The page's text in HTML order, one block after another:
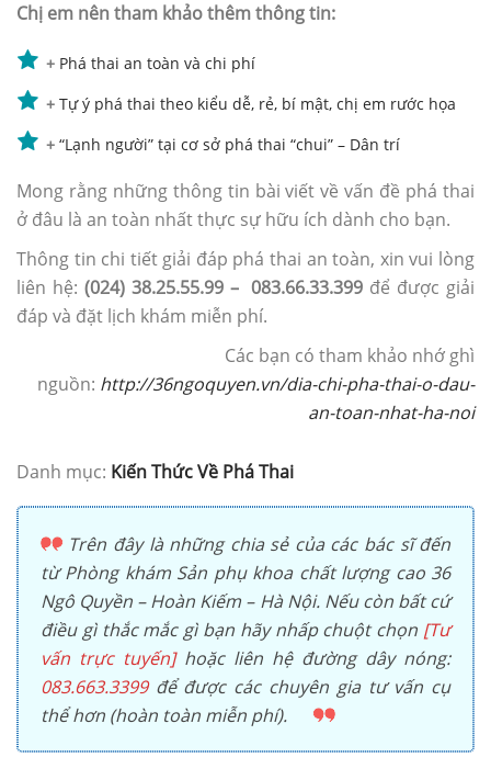
Chị em nên tham khảo thêm thông tin:
+ Phá thai an toàn và chi phí
+ Tự ý phá thai theo kiểu dễ, rẻ, bí mật, chị em rước họa
+ “Lạnh người” tại cơ sở phá thai “chui” – Dân trí
Mong rằng những thông tin bài viết về vấn đề phá thai
ở đâu là an toàn nhất thực sự hữu ích dành cho bạn.
Thông tin chi tiết giải đáp phá thai an toàn, xin vui lòng
liên hệ: (024) 38.25.55.99 – 083.66.33.399 để được giải
đáp và đặt lịch khám miễn phí.
Các bạn có tham khảo nhớ ghì
nguồn: http://36ngoquyen.vn/dia-chi-pha-thai-o-dau-
an-toan-nhat-ha-noi
Danh mục: Kiến Thức Về Phá Thai
Trên đây là những chia sẻ của các bác sĩ đến
từ Phòng khám Sản phụ khoa chất lượng cao 36
Ngô Quyền – Hoàn Kiếm – Hà Nội. Nếu còn bất cứ
điều gì thắc mắc gì bạn hãy nhấp chuột chọn [Tư
vấn trực tuyến]hoặc liên hệ đường dây nóng:
083.663.3399để được các chuyên gia tư vấn cụ
thể hơn (hoàn toàn miễn phí).